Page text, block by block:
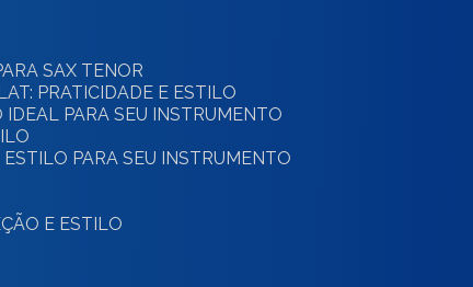
SAX TENOR
PRATICIDADE E ESTILO
IDEAL PARA SEU INSTRUMENTO
PARA SEU INSTRUMENTO
E ESTILO